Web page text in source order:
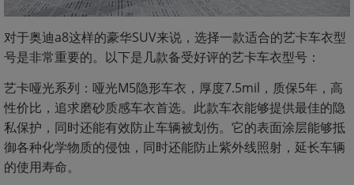
对于奥迪a8这样的豪华SUV来说，选择一款适合的艺卡车衣型
号是非常重要的。以下是几款备受好评的艺卡车衣型号：
艺卡哑光系列：哑光M5隐形车衣，厚度7.5mil，质保5年，高
性价比，追求磨砂质感车衣首选。此款车衣能够提供最佳的隐
私保护，同时还能有效防止车辆被划伤。它的表面涂层能够抵
御各种化学物质的侵蚀，同时还能防止紫外线照射，延长车辆
的使用寿命。